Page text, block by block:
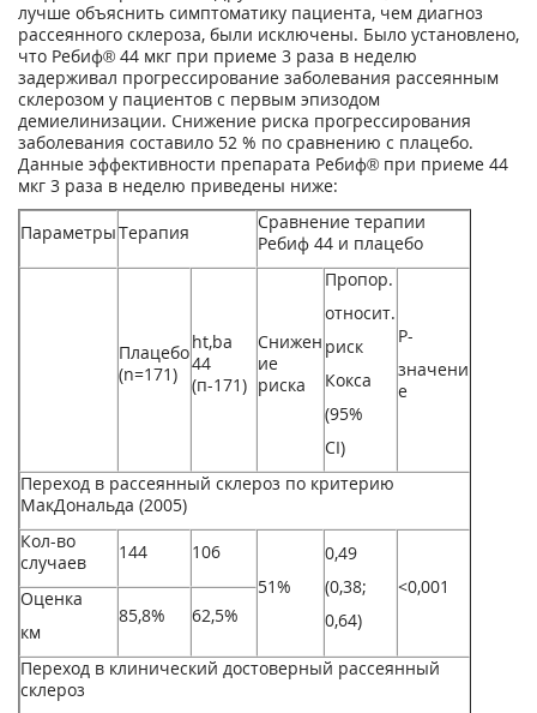
лучше объяснить симптоматику пациента, чем диагноз
рассеянного склероза, были исключены. Было установлено,
что Ребиф® 44 мкг при приеме 3 раза в неделю
задерживал прогрессирование заболевания рассеянным
склерозом у пациентов с первым эпизодом
демиелинизации. Снижение риска прогрессирования
заболевания составило 52 % по сравнению с плацебо.
Данные эффективности препарата Ребиф® при приеме 44
мкг 3 раза в неделю приведены ниже:
ПараметрыТерапия
Сравнение терапии
Ребиф 44 и плацебо
Плацебо
(n=171)
ht,ba
44
(п-171)
Снижен
ие
риска
Пропор.
относит.
риск
Кокса
(95%
CI)
Р-
значени
е
Переход в рассеянный склероз по критерию
МакДональда (2005)
Кол-во
случаев
144
106
51%
0,49
(0,38;
0,64)
<0,001
Оценка
км
85,8% 62,5%
Переход в клинический достоверный рассеянный
склероз